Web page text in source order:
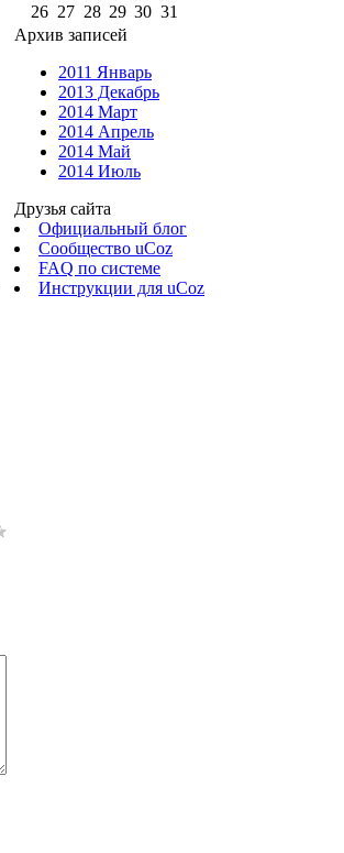
26 27 28 29 30 31
Архив записей
2011 Январь
2013 Декабрь
2014 Март
2014 Апрель
2014 Май
2014 Июль
Друзья сайта
Официальный блог
Сообщество uCoz
FAQ по системе
Инструкции для uCoz